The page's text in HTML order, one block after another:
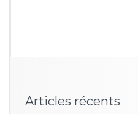
Articles récents